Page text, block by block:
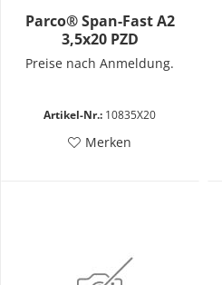
Parco® Span-Fast A2
3,5x20 PZD
Preise nach Anmeldung.
Artikel-Nr.: 10835X20
Merken